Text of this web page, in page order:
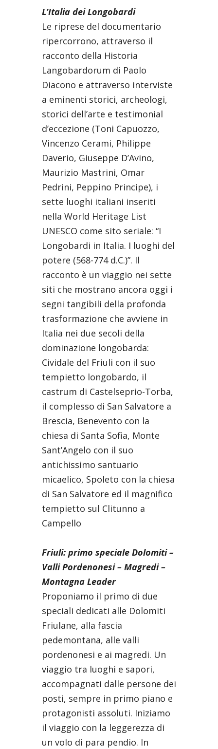
L’Italia dei Longobardi
Le riprese del documentario
ripercorrono, attraverso il
racconto della Historia
Langobardorum di Paolo
Diacono e attraverso interviste
a eminenti storici, archeologi,
storici dell’arte e testimonial
d’eccezione (Toni Capuozzo,
Vincenzo Cerami, Philippe
Daverio, Giuseppe D’Avino,
Maurizio Mastrini, Omar
Pedrini, Peppino Principe), i
sette luoghi italiani inseriti
nella World Heritage List
UNESCO come sito seriale: “I
Longobardi in Italia. I luoghi del
potere (568-774 d.C.)”. Il
racconto è un viaggio nei sette
siti che mostrano ancora oggi i
segni tangibili della profonda
trasformazione che avviene in
Italia nei due secoli della
dominazione longobarda:
Cividale del Friuli con il suo
tempietto longobardo, il
castrum di Castelseprio-Torba,
il complesso di San Salvatore a
Brescia, Benevento con la
chiesa di Santa Sofia, Monte
Sant’Angelo con il suo
antichissimo santuario
micaelico, Spoleto con la chiesa
di San Salvatore ed il magnifico
tempietto sul Clitunno a
Campello
Friuli: primo speciale Dolomiti –
Valli Pordenonesi – Magredi –
Montagna Leader
Proponiamo il primo di due
speciali dedicati alle Dolomiti
Friulane, alla fascia
pedemontana, alle valli
pordenonesi e ai magredi. Un
viaggio tra luoghi e sapori,
accompagnati dalle persone dei
posti, sempre in primo piano e
protagonisti assoluti. Iniziamo
il viaggio con la leggerezza di
un volo di para pendio. In